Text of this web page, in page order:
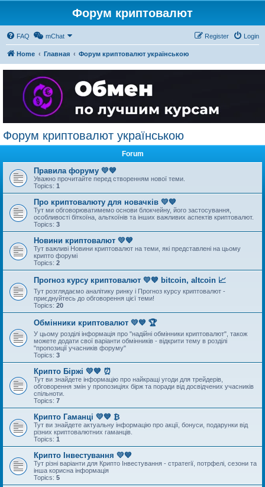
Форум криптовалют
FAQ mChat Login
Register
Home Главная Форум криптовалют українською
Форум криптовалют українською
Forum
Правила форуму 💛💙
Уважно прочитайте перед створенням нової теми.
Topics: 1
Про криптовалюту для новачків 💛💙
Тут ми обговорюватимемо основи блокчейну, його застосування,
особливості біткоїна, альткоїнів та інших важливих аспектів криптовалют.
Topics: 3
Новини криптовалют 💛💙
Тут важливі Новини криптовалют на теми, які представлені на цьому
крипто форумі
Topics: 2
Прогноз курсу криптовалют 💛💙 bitcoin, altcoin 📈
Тут розглядаємо аналітику ринку і Прогноз курсу криптовалют -
приєднуйтесь до обговорення цієї теми!
Topics: 20
Обмінники криптовалют 💛💙 🏆
У цьому розділі інформація про "надійні обмінники криптовалют", також
можете додати свої варіанти обмінників - відкрити тему в розділі
"пропозиції учасників форуму"
Topics: 3
Крипто Біржі 💛💙 ⏰
Тут ви знайдете інформацію про найкращі угоди для трейдерів,
обговорення змін у пропозиціях бірж та поради від досвідчених учасників
спільноти.
Topics: 7
Крипто Гаманці 💛💙 ₿
Тут ви знайдете актуальну інформацію про акції, бонуси, подарунки від
різних криптовалютних гаманців.
Topics: 1
Крипто Інвестування 💛💙
Тут різні варіанти для Крипто Інвестування - стратегії, потрфелі, сезони та
інша корисна інформація
Topics: 5